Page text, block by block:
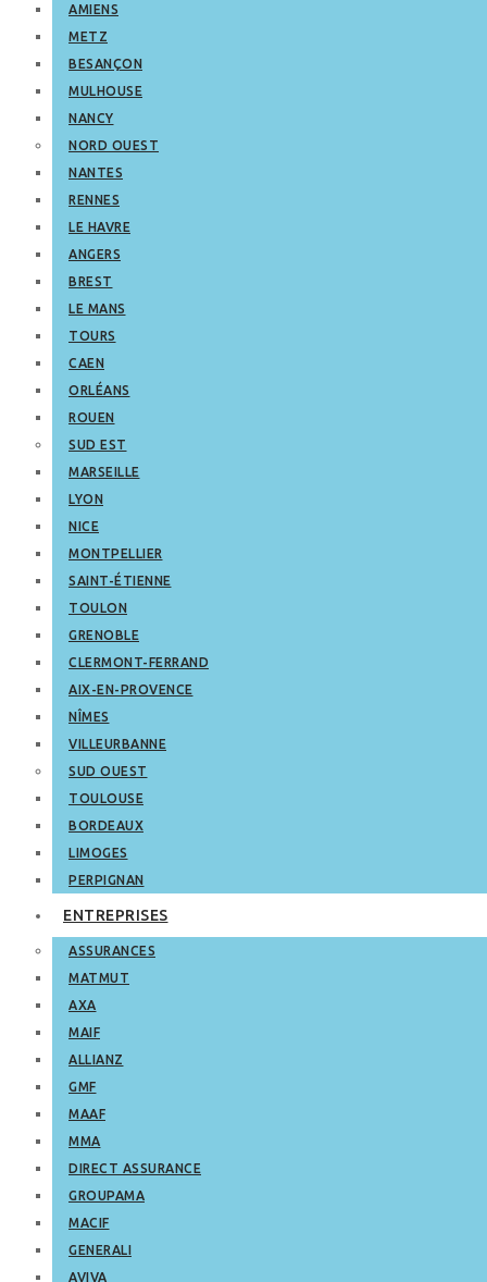
AMIENS
METZ
BESANÇON
MULHOUSE
NANCY
NORD OUEST
NANTES
RENNES
LE HAVRE
ANGERS
BREST
LE MANS
TOURS
CAEN
ORLÉANS
ROUEN
SUD EST
MARSEILLE
LYON
NICE
MONTPELLIER
SAINT-ÉTIENNE
TOULON
GRENOBLE
CLERMONT-FERRAND
AIX-EN-PROVENCE
NÎMES
VILLEURBANNE
SUD OUEST
TOULOUSE
BORDEAUX
LIMOGES
PERPIGNAN
ENTREPRISES
ASSURANCES
MATMUT
AXA
MAIF
ALLIANZ
GMF
MAAF
MMA
DIRECT ASSURANCE
GROUPAMA
MACIF
GENERALI
AVIVA